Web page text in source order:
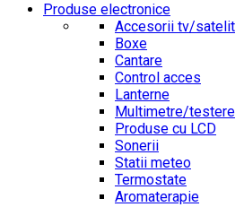
Produse electronice
Accesorii tv/satelit
Boxe
Cantare
Control acces
Lanterne
Multimetre/testere
Produse cu LCD
Sonerii
Statii meteo
Termostate
Aromaterapie